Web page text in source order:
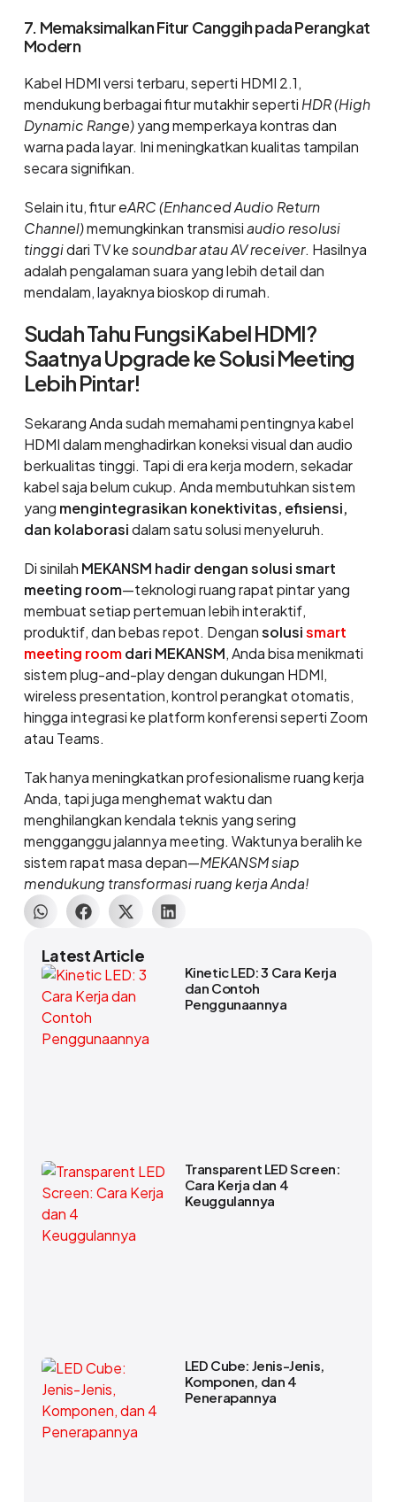
7. Memaksimalkan Fitur Canggih pada Perangkat
Modern
Kabel HDMI versi terbaru, seperti HDMI 2.1,
mendukung berbagai fitur mutakhir seperti HDR (High
Dynamic Range)yang memperkaya kontras dan
warna pada layar. Ini meningkatkan kualitas tampilan
secara signifikan.
Selain itu, fitureARC (Enhanced Audio Return
Channel)memungkinkan transmisiaudio resolusi
tinggidari TV kesoundbar atau AV receiver. Hasilnya
adalah pengalaman suara yang lebih detail dan
mendalam, layaknya bioskop di rumah.
Sudah Tahu Fungsi Kabel HDMI?
Saatnya Upgrade ke Solusi Meeting
Lebih Pintar!
Sekarang Anda sudah memahami pentingnya kabel
HDMI dalam menghadirkan koneksi visual dan audio
berkualitas tinggi. Tapi di era kerja modern, sekadar
kabel saja belum cukup. Anda membutuhkan sistem
yang mengintegrasikan konektivitas, efisiensi,
dan kolaborasidalam satu solusi menyeluruh.
Di sinilah MEKANSM hadir dengan solusi smart
meeting room—teknologi ruang rapat pintar yang
membuat setiap pertemuan lebih interaktif,
produktif, dan bebas repot. Dengansolusismart
meeting roomdari MEKANSM, Anda bisa menikmati
sistem plug-and-play dengan dukungan HDMI,
wireless presentation, kontrol perangkat otomatis,
hingga integrasi ke platform konferensi seperti Zoom
atau Teams.
Tak hanya meningkatkan profesionalisme ruang kerja
Anda, tapi juga menghemat waktu dan
menghilangkan kendala teknis yang sering
mengganggu jalannya meeting. Waktunya beralih ke
sistem rapat masa depan—MEKANSM siap
mendukung transformasi ruang kerja Anda!
Latest Article
Kinetic LED: 3 Cara Kerja
dan Contoh
Penggunaannya
Transparent LED Screen:
Cara Kerja dan 4
Keuggulannya
LED Cube: Jenis-Jenis,
Komponen, dan 4
Penerapannya